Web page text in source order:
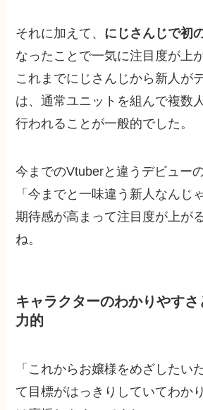
それに加えて、 にじさんじで初
なったことで一気に注目度が上
これまでにじさんじから新人が
は、通常ユニットを組んで複数
行われることが一般的でした。
今までのVtuberと違うデビュー
「今までと一味違う新人なんじ
期待感が高まって注目度が上が
ね。
キャラクターのわかりやす
力的
「これからお嬢様をめざしたい
て目標がはっきりしていてわか